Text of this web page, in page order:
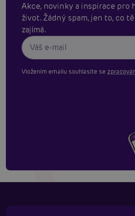
Akce, novinky a inspirace pro
život. Žádný spam, jen to, co
zajímá.
Vložením emailu souhlasíte se